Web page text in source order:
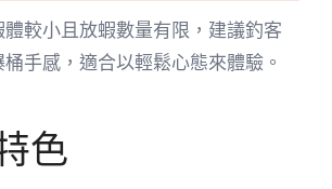
較小且放蝦數量有限，建議釣客
手感，適合以輕鬆心態來體驗。
色